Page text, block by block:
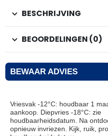
BESCHRIJVING
BEOORDELINGEN (0)
BEWAAR ADVIES
Vriesvak -12°C: houdbaar 1
aankoop. Diepvries -18°C: zie
houdbaarheidsdatum. Na
opnieuw invriezen. Kijk, ruik,